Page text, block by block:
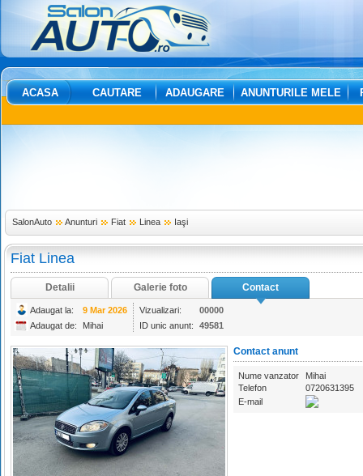
ACASA CAUTARE ADAUGARE ANUNTURILE MELE
SalonAuto Anunturi Fiat Linea Iaşi
Fiat Linea
Detalii Galerie foto Contact
Adaugat la: 9 Mar 2026 Vizualizari:
00000
Adaugat de:
Mihai ID unic anunt: 49581
Contact anunt
Nume vanzator
Mihai
Telefon
0720631395
E-mail